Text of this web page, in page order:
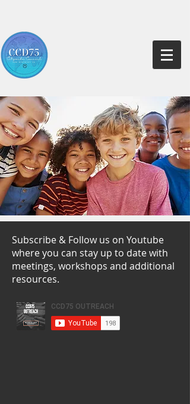
Subscribe & Follow us on Youtube
where you can stay up to date with
meetings, workshops and additional
resources.